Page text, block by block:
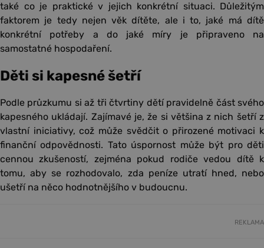
také co je praktické v jejich konkrétní situaci. Důležitým
faktorem je tedy nejen věk dítěte, ale i to, jaké má dítě
konkrétní potřeby a do jaké míry je připraveno na
samostatné hospodaření.
Děti si kapesné šetří
Podle průzkumu si až tři čtvrtiny dětí pravidelně část svého
kapesného ukládají. Zajímavé je, že si většina z nich šetří z
vlastní iniciativy, což může svědčit o přirozené motivaci k
finanční odpovědnosti. Tato úspornost může být pro děti
cennou zkušeností, zejména pokud rodiče vedou dítě k
tomu, aby se rozhodovalo, zda peníze utratí hned, nebo
ušetří na něco hodnotnějšího v budoucnu.
REKLAMA